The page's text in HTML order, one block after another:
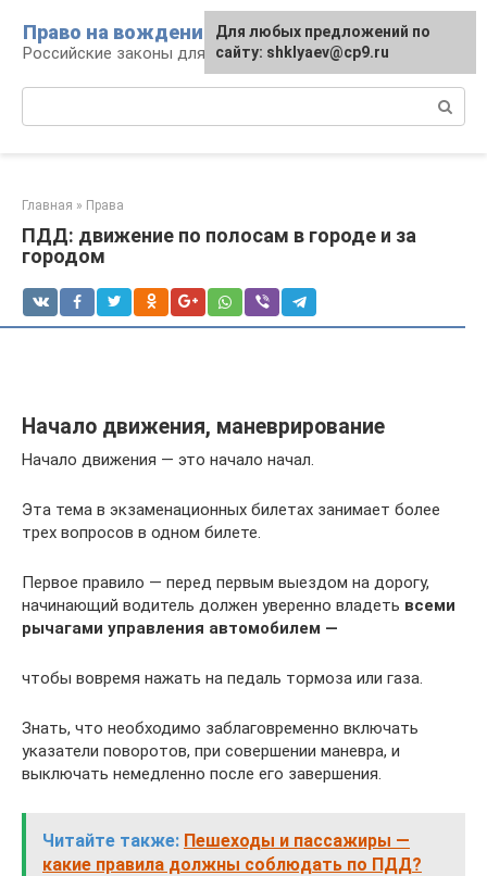
контенту
Право на вождение
Российские законы для автомобилистов
Главная » Права
ПДД: движение по полосам в городе и за
городом
Начало движения, маневрирование
Начало движения — это начало начал.
Эта тема в экзаменационных билетах занимает более
трех вопросов в одном билете.
Первое правило — перед первым выездом на дорогу,
начинающий водитель должен уверенно владеть всеми
рычагами управления автомобилем —
чтобы вовремя нажать на педаль тормоза или газа.
Знать, что необходимо заблаговременно включать
указатели поворотов, при совершении маневра, и
выключать немедленно после его завершения.
Читайте также: Пешеходы и пассажиры —
какие правила должны соблюдать по ПДД?
Для любых предложений по
сайту: shklyaev@cp9.ru